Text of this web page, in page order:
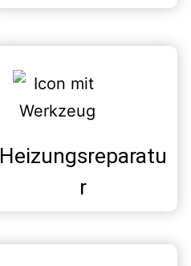
Heizungsreparatu
r